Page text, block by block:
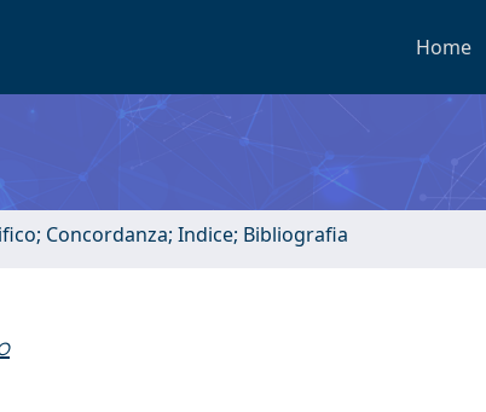
Home
Concordanza; Indice; Bibliografia